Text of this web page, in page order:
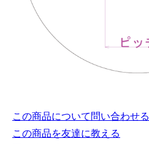
この商品について問い合わせる
この商品を友達に教える